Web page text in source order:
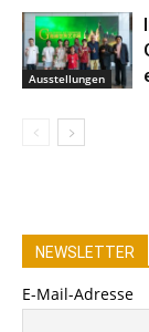
Ausstellungen
NEWSLETTER
E-Mail-Adresse